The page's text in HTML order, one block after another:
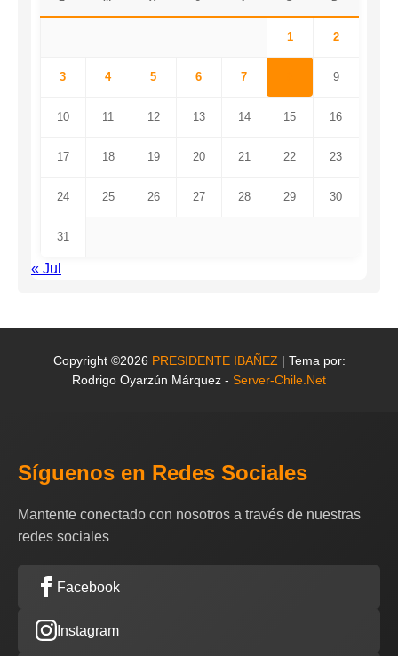
1 2
3 4 5 6 7 9
10 11 12 13 14 15 16
17 18 19 20 21 22 23
24 25 26 27 28 29 30
31
« Jul
Copyright ©2026 PRESIDENTE IBAÑEZ | Tema por:
Rodrigo Oyarzún Márquez - Server-Chile.Net
Síguenos en Redes Sociales
Mantente conectado con nosotros a través de nuestras
redes sociales
Facebook
Instagram